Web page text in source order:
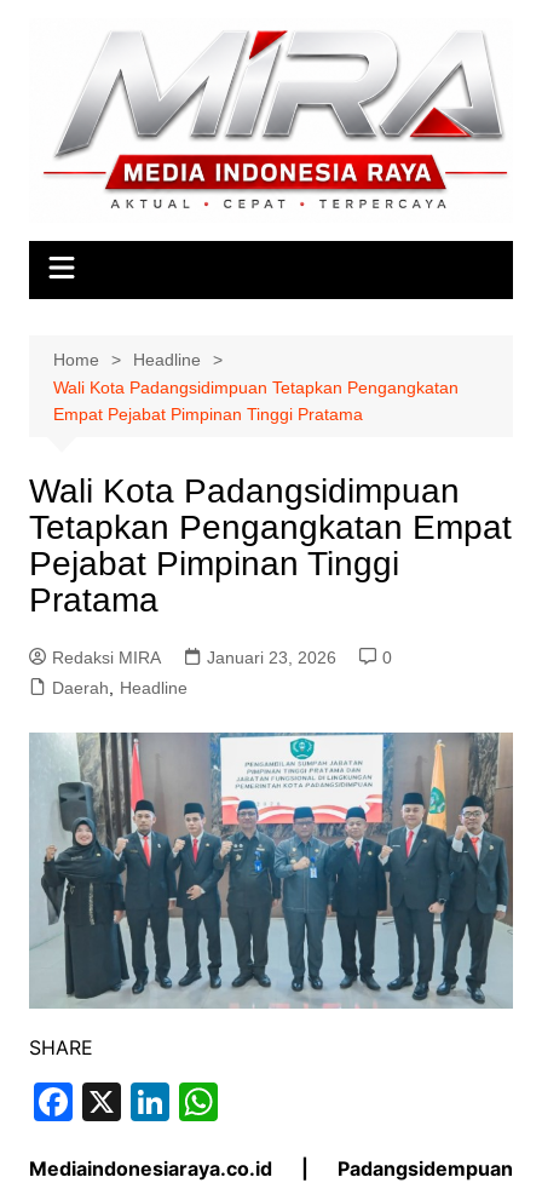
Home
Headline
Wali Kota Padangsidimpuan Tetapkan Pengangkatan
Empat Pejabat Pimpinan Tinggi Pratama
Wali Kota Padangsidimpuan
Tetapkan Pengangkatan Empat
Pejabat Pimpinan Tinggi
Pratama
Redaksi MIRA Januari 23, 2026
0
Daerah
Headline
SHARE
F X Li W
Mediaindonesiaraya.co.id | Padangsidempuan